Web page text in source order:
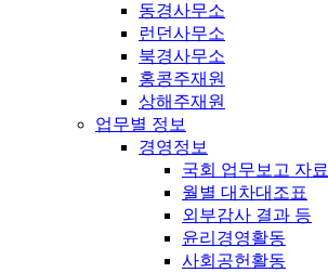
동경사무소
런던사무소
북경사무소
홍콩주재원
상해주재원
업무별 정보
경영정보
국회 업무보고 자료
월별 대차대조표
외부감사 결과 등
윤리경영활동
사회공헌활동